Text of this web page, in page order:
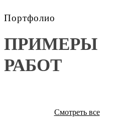
Портфолио
ПРИМЕРЫ
РАБОТ
Смотреть все